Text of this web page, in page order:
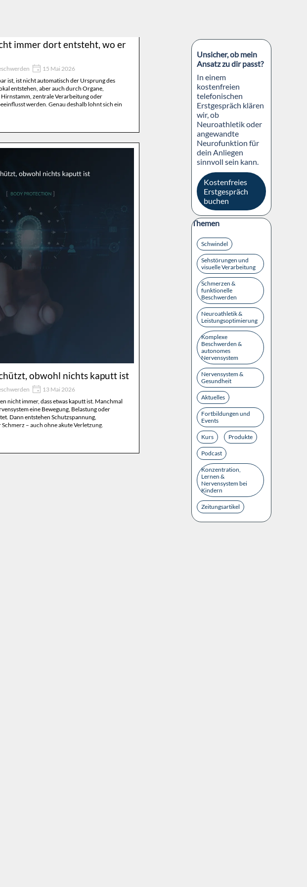
immer dort entsteht, wo er
15 Mai 2026
ist, ist nicht automatisch der Ursprung des
entstehen, aber auch durch Organe,
zentrale Verarbeitung oder
werden. Genau deshalb lohnt sich ein
obwohl nichts kaputt ist
13 Mai 2026
nicht immer, dass etwas kaputt ist. Manchmal
eine Bewegung, Belastung oder
Dann entstehen Schutzspannung,
– auch ohne akute Verletzung.
Block überspringen
Unsicher, ob mein
Ansatz zu dir passt?
In einem
kostenfreien
telefonischen
Erstgespräch klären
wir, ob
Neuroathletik oder
angewandte
Neurofunktion für
dein Anliegen
sinnvoll sein kann.
Kostenfreies
Erstgespräch
buchen
Block überspringen Themen
Themen
Schwindel
Sehstörungen und
visuelle Verarbeitung
Schmerzen &
funktionelle
Beschwerden
Neuroathletik &
Leistungsoptimierung
Komplexe
Beschwerden &
autonomes
Nervensystem
Nervensystem &
Gesundheit
Aktuelles
Fortbildungen und
Events
Kurs Produkte
Podcast
Konzentration,
Lernen &
Nervensystem bei
Kindern
Zeitungsartikel